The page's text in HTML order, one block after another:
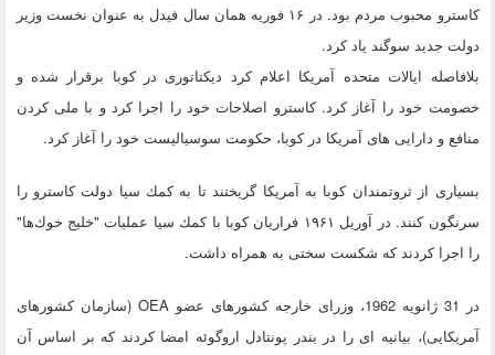
كاسترو محبوب مردم بود. در ۱۶ فوریه همان سال فیدل به عنوان نخست وزیر
دولت جدید سوگند یاد كرد.
بلافاصله ایالات متحده آمریكا اعلام كرد دیكتاتوری در كوبا برقرار شده و
خصومت خود را آغاز كرد. كاسترو اصلاحات خود را اجرا كرد و با ملی كردن
منافع و دارایی های آمریكا در كوبا، حكومت سوسیالیست خود را آغاز كرد.
بسیاری از ثروتمندان كوبا به آمریكا گریختند تا به كمك سیا دولت كاسترو را
سرنگون كنند. در آوریل ۱۹۶۱ فراریان كوبا با كمك سیا عملیات "خلیج خوك‌ها"
را اجرا كردند كه شكست سختی به همراه داشت.
در 31 ژانویه 1962، وزرای خارجه کشورهای عضو OEA (سازمان کشورهای
آمریکایی)، بیانیه ای را در بندر پونتادل اروگوئه امضا کردند که بر اساس آن